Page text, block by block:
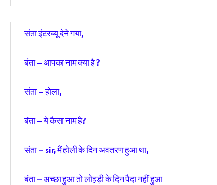
संता इंटरव्यू देने गया,
बंता – आपका नाम क्या है ?
संता – होला,
बंता – ये कैसा नाम है?
संता – sir, मैं होली के दिन अवतरण हुआ था,
बंता – अच्छा हुआ तो लोहड़ी के दिन पैदा नहीं हुआ